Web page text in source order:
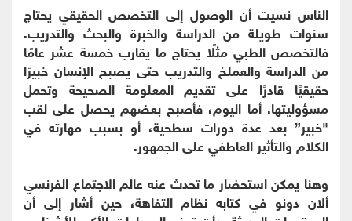
الناس نسيت أن الوصول إلى التخصص الحقيقي يحتاج
سنوات طويلة من الدراسة والخبرة والبحث والتدريب.
فالتخصص الطبي مثلًا يحتاج ما يقارب خمسة عشر عامًا
من الدراسة والعملخ والتدريب حتى يصبح الإنسان خبيرًا
حقيقيًا قادرًا على تقديم المعلومة الصحيحة وتحمل
مسؤوليتها. أما اليوم، فأصبح بعضهم يحصل على لقب
"خبير” بعد عدة دورات سطحية، أو بسبب مهارته في
الكلام والتأثير العاطفي على الجمهور.
وهنا يمكن استحضار ما تحدث عنه عالم الاجتماع الفرنسي
ألان دونو في كتابه نظام التفاهة، حين أشار إلى أن